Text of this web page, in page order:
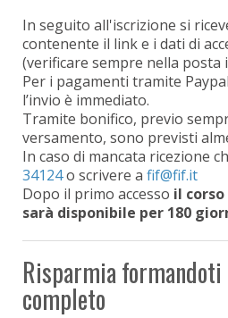
In seguito all'iscrizione si
contenente il link e i dati di
(verificare sempre nella posta
Per i pagamenti tramite
l’invio è immediato.
Tramite bonifico, previo
versamento, sono previsti
In caso di mancata ricezione
34124o scrivere a
Dopo il primo accesso il
sarà disponibile per 180
Risparmia
completo